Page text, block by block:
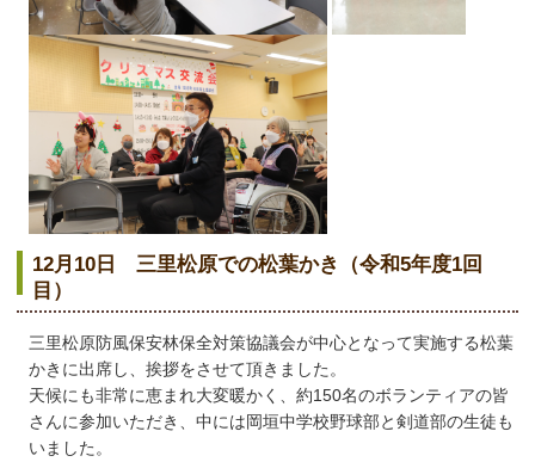
12月10日 三里松原での松葉かき（令和5年度1回
目）
三里松原防風保安林保全対策協議会が中心となって実施する松葉
かきに出席し、挨拶をさせて頂きました。
天候にも非常に恵まれ大変暖かく、約150名のボランティアの皆
さんに参加いただき、中には岡垣中学校野球部と剣道部の生徒も
いました。